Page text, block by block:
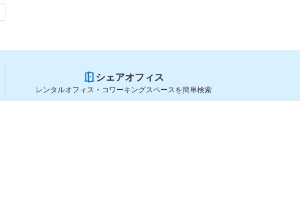
シェアオフィス
レンタルオフィス・コワーキングスペースを簡単検索